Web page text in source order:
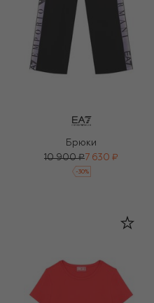
Брюки
10 900 ₽7 630 ₽
-30%